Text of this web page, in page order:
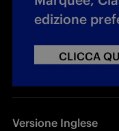
edizione
CLICCA
Versione Inglese